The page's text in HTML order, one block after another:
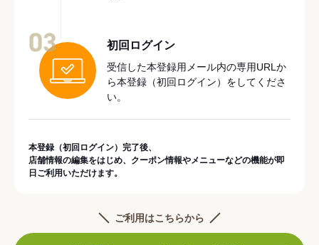
初回ログイン
受信した本登録用メール内の専用URLか
ら本登録（初回ログイン）をしてくださ
い。
本登録（初回ログイン）完了後、
店舗情報の編集をはじめ、クーポン情報やメニューなどの機能が即
日ご利用いただけます。
ご利用はこちらから